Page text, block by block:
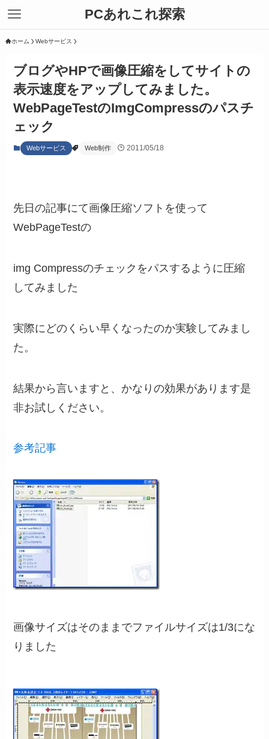
PCあれこれ探索
ホーム Webサービス
ブログやHPで画像圧縮をしてサイトの
表示速度をアップしてみました。
WebPageTestのImgCompressのパスチ
ェック
Webサービス Web制作 2011/05/18
先日の記事にて画像圧縮ソフトを使って
WebPageTestの
img Compressのチェックをパスするように圧縮
してみました
実際にどのくらい早くなったのか実験してみまし
た。
結果から言いますと、かなりの効果があります是
非お試しください。
参考記事
画像サイズはそのままでファイルサイズは1/3にな
りました